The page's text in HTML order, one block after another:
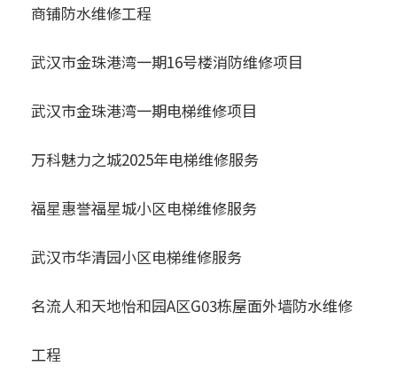
商铺防水维修工程
武汉市金珠港湾一期16号楼消防维修项目
武汉市金珠港湾一期电梯维修项目
万科魅力之城2025年电梯维修服务
福星惠誉福星城小区电梯维修服务
武汉市华清园小区电梯维修服务
名流人和天地怡和园A区G03栋屋面外墙防水维修
工程